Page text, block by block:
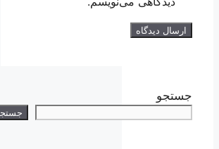
جستجو
جستجو